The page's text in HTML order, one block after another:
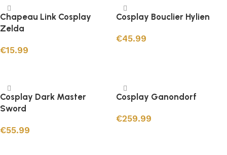
Chapeau Link Cosplay
Zelda
€15.99
Cosplay Bouclier Hylien
€45.99
Cosplay Dark Master
Sword
€55.99
Cosplay Ganondorf
€259.99